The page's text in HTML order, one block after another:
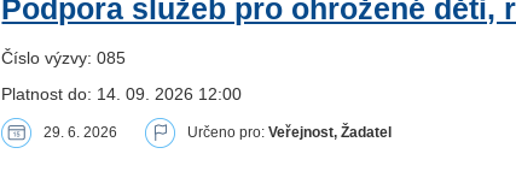
Podpora služeb pro ohrožené děti,
Číslo výzvy: 085
Platnost do: 14. 09. 2026 12:00
29. 6. 2026 Určeno pro:Veřejnost, Žadatel